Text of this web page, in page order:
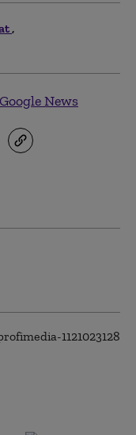
Google News